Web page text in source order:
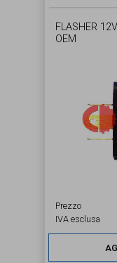
FLASHER
OEM
Prezzo
IVA esclusa